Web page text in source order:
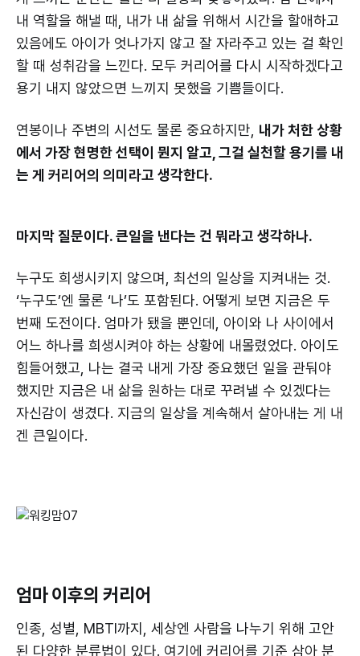
내 역할을 해낼 때, 내가 내 삶을 위해서 시간을 할애하고
있음에도 아이가 엇나가지 않고 잘 자라주고 있는 걸 확인
할 때 성취감을 느낀다. 모두 커리어를 다시 시작하겠다고
용기 내지 않았으면 느끼지 못했을 기쁨들이다.
연봉이나 주변의 시선도 물론 중요하지만, 내가 처한 상황
에서 가장 현명한 선택이 뭔지 알고, 그걸 실천할 용기를 내
는 게 커리어의 의미라고 생각한다.
마지막 질문이다. 큰일을 낸다는 건 뭐라고 생각하나.
누구도 희생시키지 않으며, 최선의 일상을 지켜내는 것.
‘누구도’엔 물론 ‘나’도 포함된다. 어떻게 보면 지금은 두
번째 도전이다. 엄마가 됐을 뿐인데, 아이와 나 사이에서
어느 하나를 희생시켜야 하는 상황에 내몰렸었다. 아이도
힘들어했고, 나는 결국 내게 가장 중요했던 일을 관둬야
했지만 지금은 내 삶을 원하는 대로 꾸려낼 수 있겠다는
자신감이 생겼다. 지금의 일상을 계속해서 살아내는 게 내
겐 큰일이다.
엄마 이후의 커리어
인종, 성별, MBTI까지, 세상엔 사람을 나누기 위해 고안
된 다양한 분류법이 있다. 여기에 커리어를 기준 삼아 분